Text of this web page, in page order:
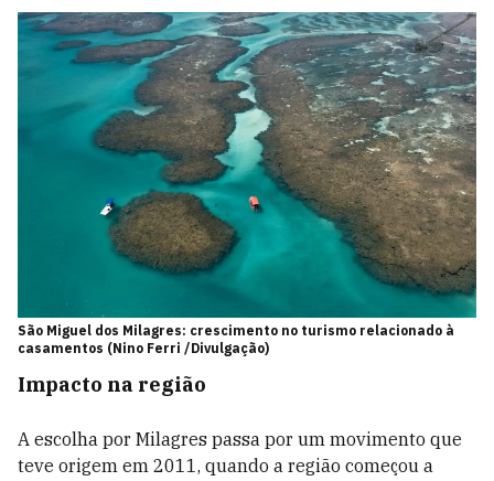
São Miguel dos Milagres: crescimento no turismo relacionado à
casamentos (Nino Ferri /Divulgação)
Impacto na região
A escolha por Milagres passa por um movimento que
teve origem em 2011, quando a região começou a